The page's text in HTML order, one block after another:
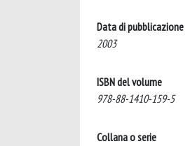
Data di pubblicazione
2003
ISBN del volume
978-88-1410-159-5
Collana o serie